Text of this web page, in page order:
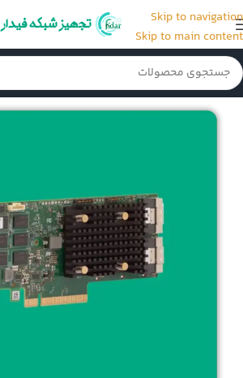
Skip to navigation
Skip to main content
خانه/رید کنترلر سرور HP